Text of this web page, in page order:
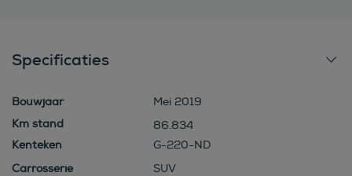
Specificaties
Bouwjaar
Mei 2019
86.834
Kenteken
G-220-ND
Carrosserie
SUV